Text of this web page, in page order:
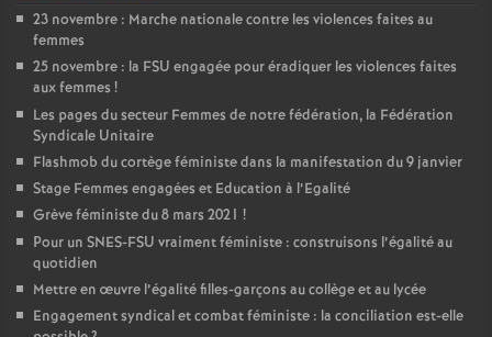
23 novembre : Marche nationale contre les violences faites au
femmes
25 novembre : la FSU engagée pour éradiquer les violences faites
aux femmes !
Les pages du secteur Femmes de notre fédération, la Fédération
Syndicale Unitaire
Flashmob du cortège féministe dans la manifestation du 9 janvier
Stage Femmes engagées et Education à l’Egalité
Grève féministe du 8 mars 2021 !
Pour un SNES-FSU vraiment féministe : construisons l’égalité au
quotidien
Mettre en œuvre l’égalité filles-garçons au collège et au lycée
Engagement syndical et combat féministe : la conciliation est-elle